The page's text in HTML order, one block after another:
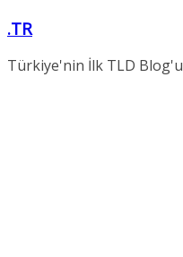
Skip
content
.TR
Türkiye'nin İlk TLD Blog'u